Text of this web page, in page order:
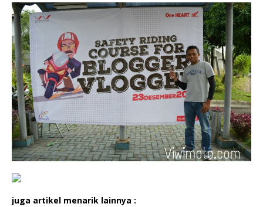
juga artikel menarik lainnya :